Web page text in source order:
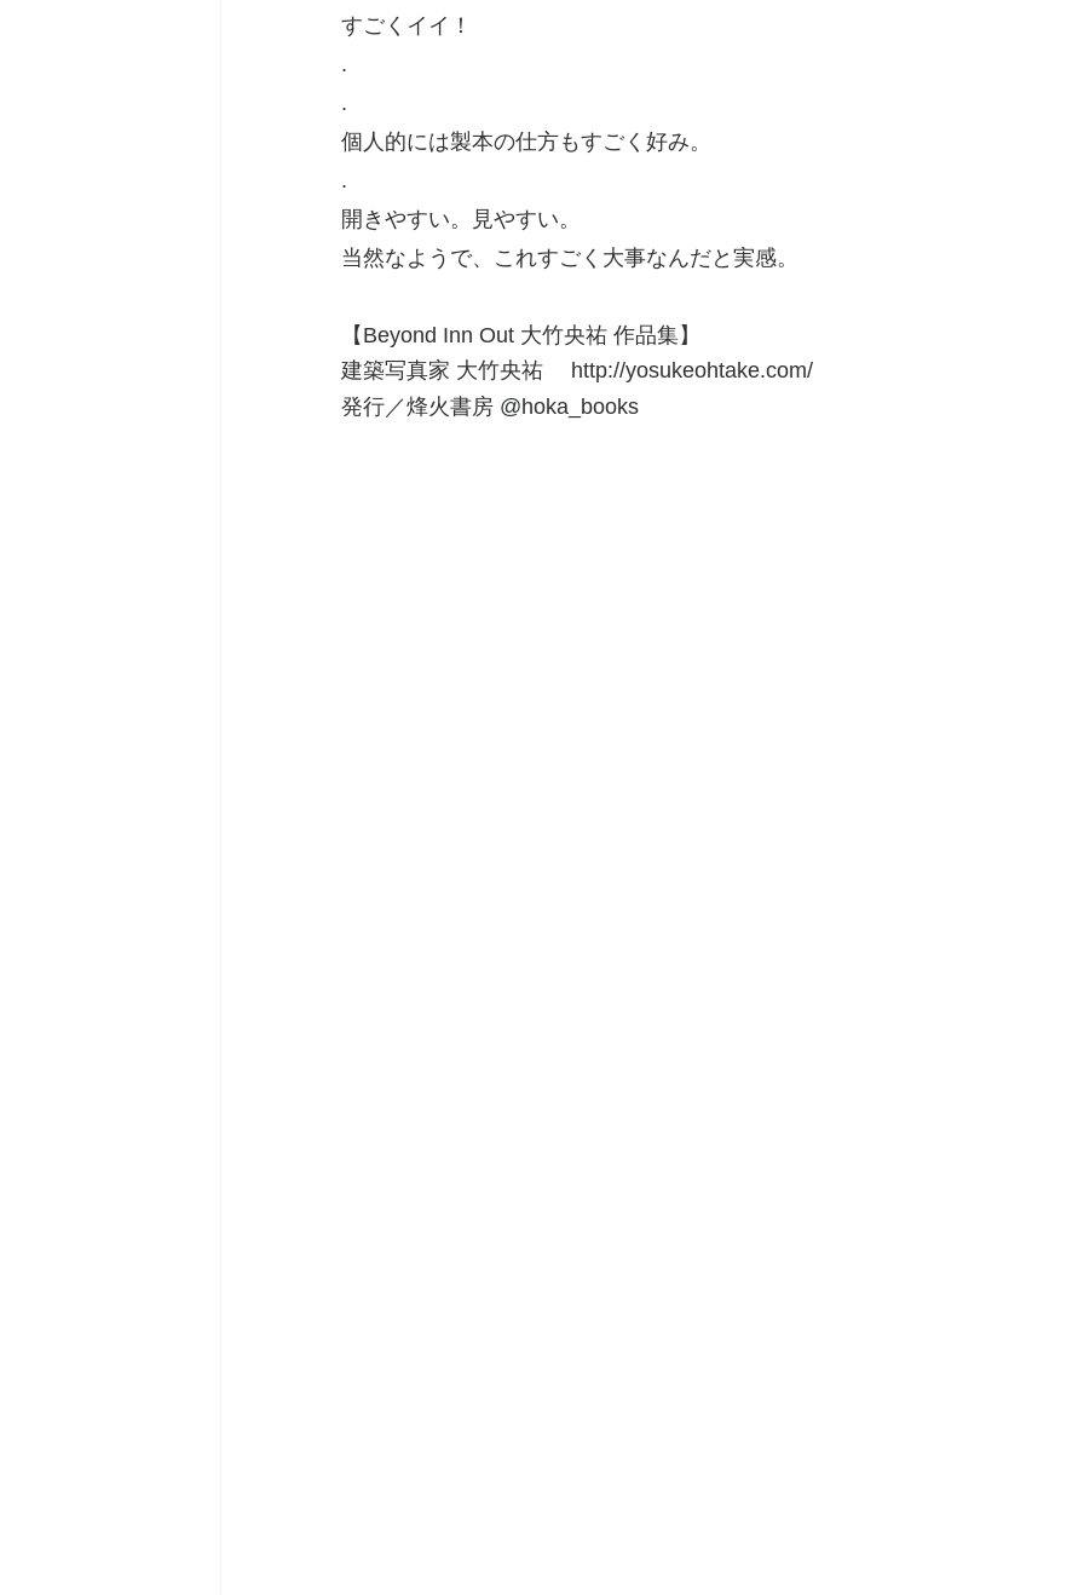
すごくイイ！
.
.
個人的には製本の仕方もすごく好み。
.
開きやすい。見やすい。
当然なようで、これすごく大事なんだと実感。
【Beyond Inn Out 大竹央祐 作品集】
建築写真家 大竹央祐 　http://yosukeohtake.com/
発行／烽火書房 @hoka_books